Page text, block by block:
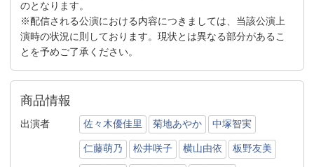
のとなります。
※配信される公演における内容につきましては、当該公演上
演時の状況に則しております。現状とは異なる部分があるこ
とを予めご了承ください。
商品情報
出演者 佐々木優佳里 菊地あやか 中塚智実
仁藤萌乃 松井咲子 横山由依 板野友美